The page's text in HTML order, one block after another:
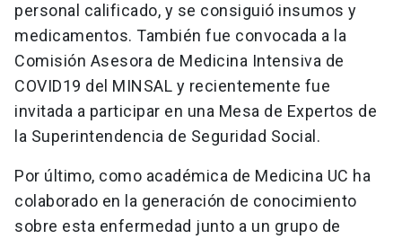
personal calificado, y se consiguió insumos y
medicamentos. También fue convocada a la
Comisión Asesora de Medicina Intensiva de
COVID19 del MINSAL y recientemente fue
invitada a participar en una Mesa de Expertos de
la Superintendencia de Seguridad Social.
Por último, como académica de Medicina UC ha
colaborado en la generación de conocimiento
sobre esta enfermedad junto a un grupo de